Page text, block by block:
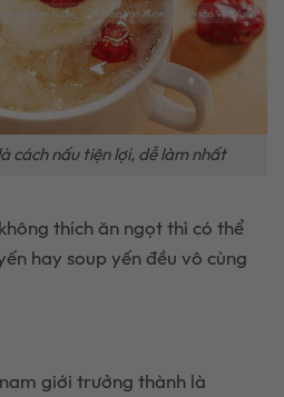
cách nấu tiện lợi, dễ làm nhất
thích ăn ngọt thì có thể
hay soup yến đều vô cùng
giới trưởng thành là